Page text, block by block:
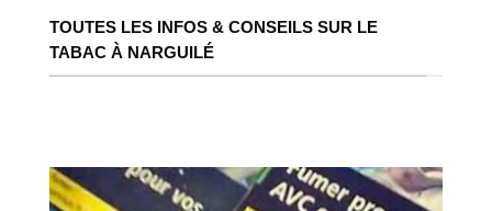
TOUTES LES INFOS & CONSEILS SUR LE
TABAC À NARGUILÉ